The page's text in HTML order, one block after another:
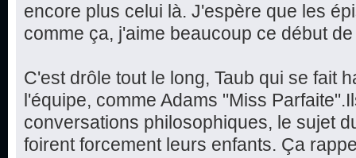
encore plus celui là. J'espère que les
comme ça, j'aime beaucoup ce début
C'est drôle tout le long, Taub qui se fait
l'équipe, comme Adams "Miss
conversations philosophiques, le sujet
foirent forcement leurs enfants. Ça